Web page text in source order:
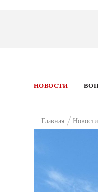
НОВОСТИ
Главная Новости